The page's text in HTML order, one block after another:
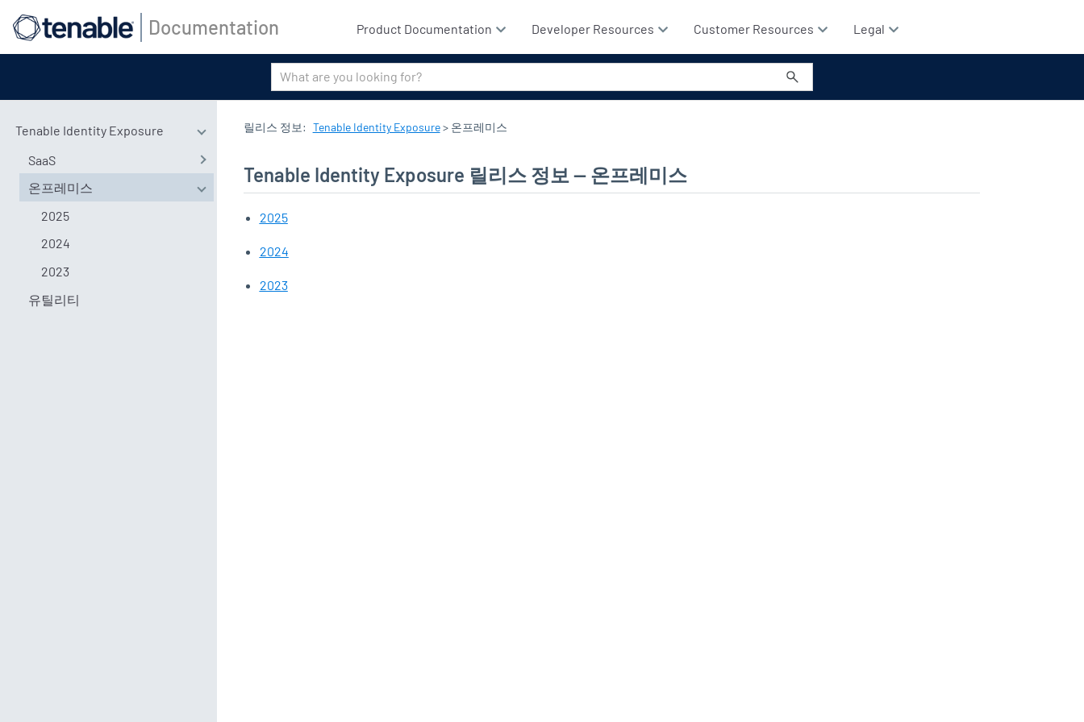
기본 콘텐츠로 건너뛰기
Documentation Product Documentation Developer Resources Customer Resources Legal
Tenable Identity Exposure
SaaS
온프레미스
2025
2024
2023
유틸리티
릴리스 정보: Tenable Identity Exposure> 온프레미스
Tenable Identity Exposure 릴리스 정보 — 온프레미스
2025
2024
2023